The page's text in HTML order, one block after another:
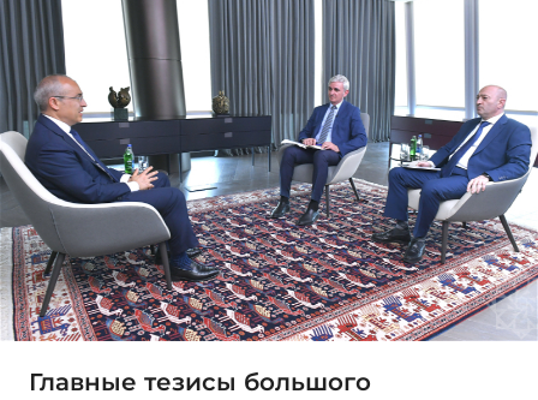
Главные тезисы большого